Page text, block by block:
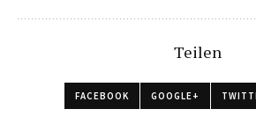
Teilen
FACEBOOK GOOGLE+